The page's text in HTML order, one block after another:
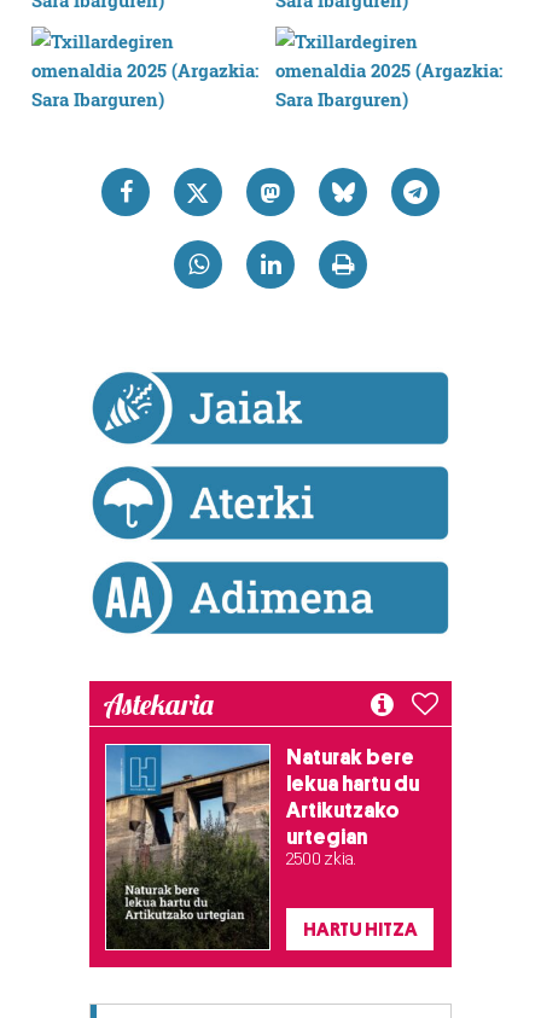
Bazkide batzuek ez dizute baimenik eskatzen, eta beren
interes komertzial legitimoetan babesten dira. Ikusi gure
bazkideen zerrenda, beren ustez zein helburutarako
duten interes legitimoa eta horren aurka nola egin
Lortu zure datu pertsonalak prozesatzeko moduari
datuen atalean. Edozein unetan alda edo ken dezakezu
zure baimena Cookieen adierazpenean.
fitxategiak erabiltzen ditu. Zure esperientzia eta
zerbitzuak hobetzeko asmoz, cookie teknologiaz
baliatzen gara. Ohar hau onartuz gero, teknologia hori
erabiltzeko baimen esplizitua ematen diguzu.Gehiago
irakurri
Astekaria
Naturak bere
lekua hartu du
Artikutzako
urtegian
2.500 zkia.
HARTU HITZA